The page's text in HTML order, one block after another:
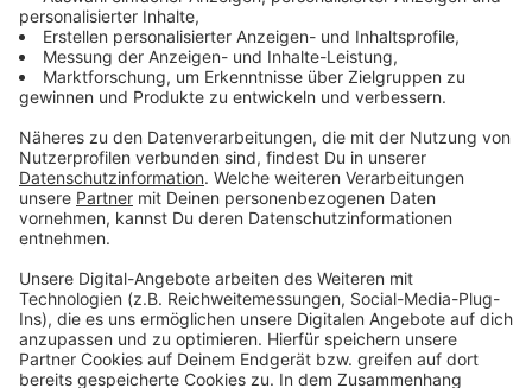
informieren dich.
Zum Newsletter anmelden
Studio Hotline
Kontaktformular